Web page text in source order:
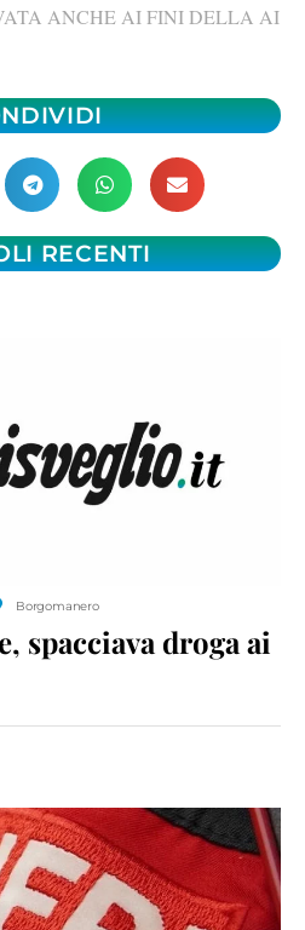
ANCHE AI FINI DELLA AI
RECENTI
Borgomanero
spacciava droga ai